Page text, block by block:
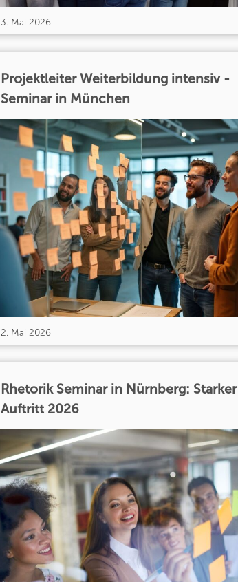
3. Mai 2026
Projektleiter Weiterbildung intensiv -
Seminar in München
2. Mai 2026
Rhetorik Seminar in Nürnberg: Starker
Auftritt 2026